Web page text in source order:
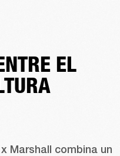
EL
Marshall combina un